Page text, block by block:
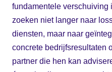
fundamentele verschuiving
zoeken niet langer naar
diensten, maar naar
concrete bedrijfsresultaten
partner die hen kan